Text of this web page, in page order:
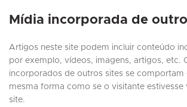
Mídia incorporada de
Artigos neste site podem incluir conteúdo
por exemplo, vídeos, imagens, artigos, etc.
incorporados de outros sites se comportam
mesma forma como se o visitante estivesse
site.